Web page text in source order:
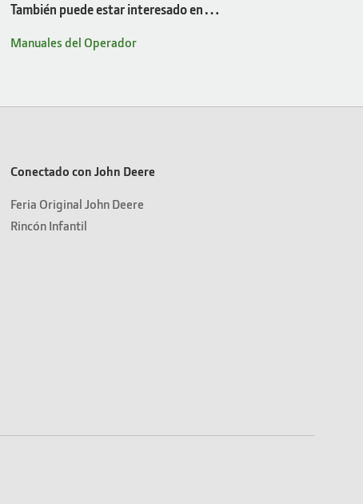
También puede estar interesado en…
Manuales del Operador
Conectado con John Deere
Feria Original John Deere
Rincón Infantil